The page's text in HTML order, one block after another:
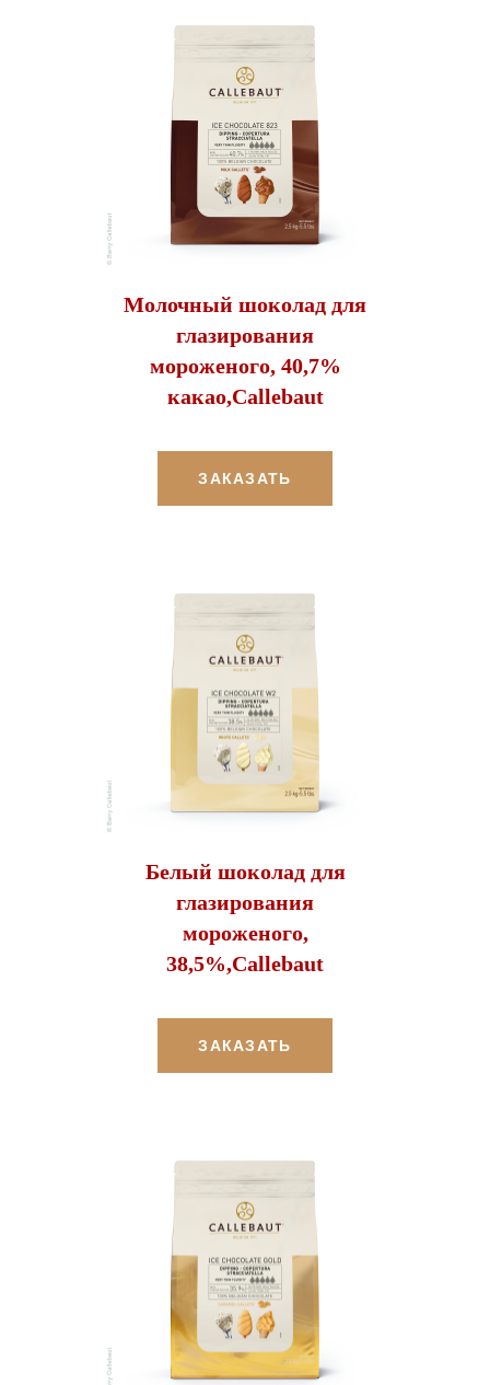
Молочный шоколад для
глазирования
мороженого, 40,7%
какао,Callebaut
ЗАКАЗАТЬ
Белый шоколад для
глазирования
мороженого,
38,5%,Callebaut
ЗАКАЗАТЬ